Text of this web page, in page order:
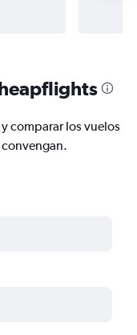
comparar los vuelos
convengan.